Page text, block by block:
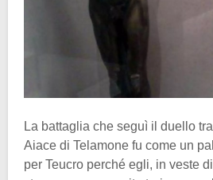
La battaglia che seguì il duello
Aiace di Telamone fu come un
per Teucro perché egli, in veste